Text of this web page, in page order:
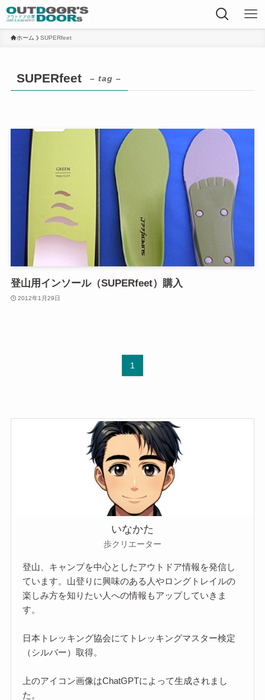
ホーム SUPERfeet
SUPERfeet – tag –
登山用インソール（SUPERfeet）購入
2012年1月29日
1
いなかた
歩クリエーター
登山、キャンプを中心としたアウトドア情報を発信し
ています。山登りに興味のある人やロングトレイルの
楽しみ方を知りたい人への情報もアップしていきま
す。
日本トレッキング協会にてトレッキングマスター検定
（シルバー）取得。
上のアイコン画像はChatGPTによって生成されまし
た。